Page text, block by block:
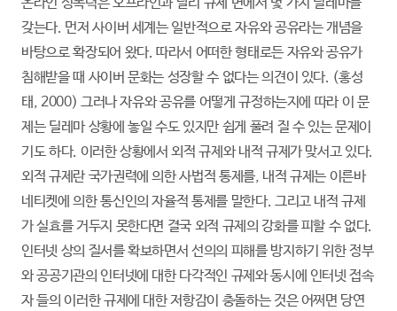
갖는다. 먼저 사이버 세계는 일반적으로 자유와 공유라는 개념을
바탕으로 확장되어 왔다. 따라서 어떠한 형태로든 자유와 공유가
침해받을 때 사이버 문화는 성장할 수 없다는 의견이 있다. (홍성
태, 2000) 그러나 자유와 공유를 어떻게 규정하는지에 따라 이 문
제는 딜레마 상황에 놓일 수도 있지만 쉽게 풀려 질 수 있는 문제이
기도 하다. 이러한 상황에서 외적 규제와 내적 규제가 맞서고 있다.
외적 규제란 국가권력에 의한 사법적 통제를, 내적 규제는 이른바
네티켓에 의한 통신인의 자율적 통제를 말한다. 그리고 내적 규제
가 실효를 거두지 못한다면 결국 외적 규제의 강화를 피할 수 없다.
인터넷 상의 질서를 확보하면서 선의의 피해를 방지하기 위한 정부
와 공공기관의 인터넷에 대한 다각적인 규제와 동시에 인터넷 접속
자 들의 이러한 규제에 대한 저항감이 충돌하는 것은 어쩌면 당연